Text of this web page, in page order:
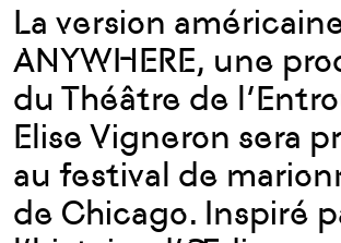
La version
ANYWHERE, une
du Théâtre de
Elise Vigneron sera
au festival de
de Chicago. Inspiré